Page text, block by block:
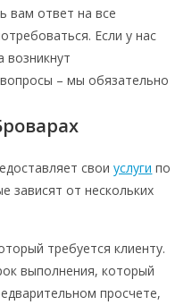
вам ответ на все
Если у нас
возникнут
– мы обязательно
своиуслуги по
зависят от нескольких
требуется клиенту.
выполнения, который
просчете,